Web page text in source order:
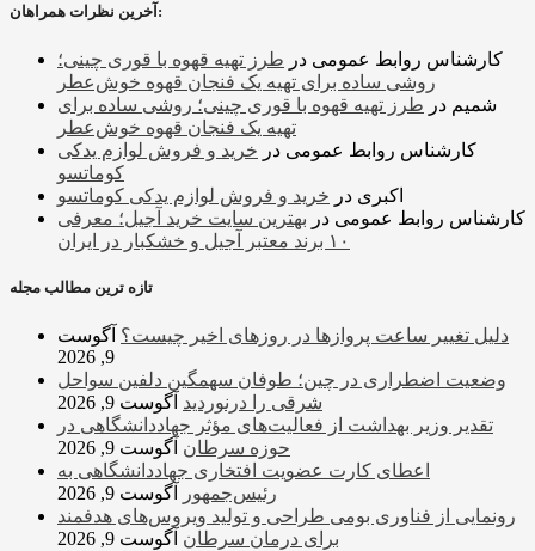
آخرین نظرات همراهان:
کارشناس روابط عمومی در طرز تهیه قهوه با قوری چینی؛
روشی ساده برای تهیه یک فنجان قهوه خوش‌عطر
شمیم در طرز تهیه قهوه با قوری چینی؛ روشی ساده برای
تهیه یک فنجان قهوه خوش‌عطر
کارشناس روابط عمومی در خرید و فروش لوازم یدکی
کوماتسو
اکبری در خرید و فروش لوازم یدکی کوماتسو
کارشناس روابط عمومی در بهترین سایت خرید آجیل؛ معرفی
۱۰ برند معتبر آجیل و خشکبار در ایران
تازه ترین مطالب مجله
دلیل تغییر ساعت پروازها در روزهای اخیر چیست؟ آگوست
9, 2026
وضعیت اضطراری در چین؛ طوفان سهمگین دلفین سواحل
شرقی را درنوردید آگوست 9, 2026
تقدیر وزیر بهداشت از فعالیت‌های مؤثر جهاددانشگاهی در
حوزه سرطان آگوست 9, 2026
اعطای کارت عضویت افتخاری جهاددانشگاهی به
رئیس‌جمهور
آگوست 9, 2026
رونمایی از فناوری بومی طراحی و تولید ویروس‌های هدفمند
برای درمان سرطان آگوست 9, 2026